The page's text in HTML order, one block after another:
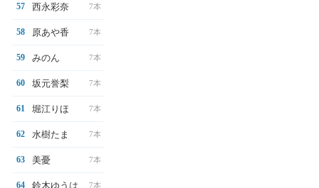
57 西永彩奈 7本
58 原あや香 7本
59 みのん 7本
60 坂元誉梨 7本
61 堀江りほ 7本
62 水樹たま 7本
63 美憂 7本
64 鈴木ゆうは 7本